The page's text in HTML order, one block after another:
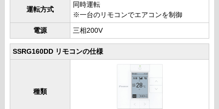
運転方式
同時運転
※一台のリモコンでエアコンを制御
電源 三相200V
SSRG160DD リモコンの仕様
種類